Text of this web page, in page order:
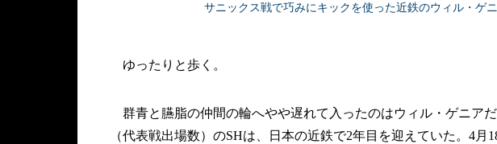
サニックス戦で巧みにキックを使った近鉄のウィル・ゲ
ゆったりと歩く。
群青と臙脂の仲間の輪へやや遅れて入ったのはウィル・ゲニア
（代表戦出場数）のSHは、日本の近鉄で2年目を迎えていた。4月